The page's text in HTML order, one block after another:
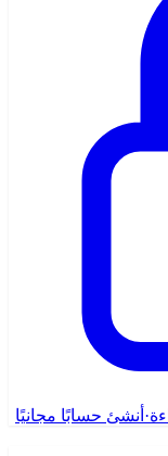
· أنشئ حسابًا مجانيًا